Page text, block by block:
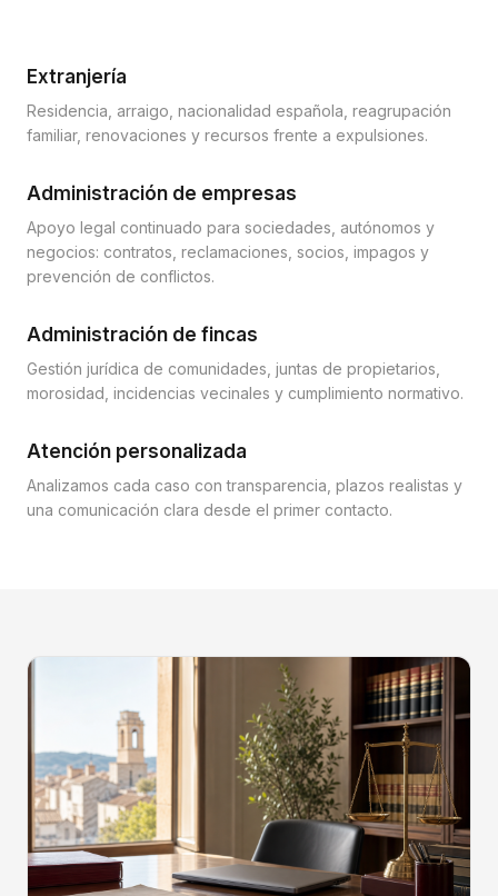
Extranjería
Residencia, arraigo, nacionalidad española, reagrupación
familiar, renovaciones y recursos frente a expulsiones.
Administración de empresas
Apoyo legal continuado para sociedades, autónomos y
negocios: contratos, reclamaciones, socios, impagos y
prevención de conflictos.
Administración de fincas
Gestión jurídica de comunidades, juntas de propietarios,
morosidad, incidencias vecinales y cumplimiento normativo.
Atención personalizada
Analizamos cada caso con transparencia, plazos realistas y
una comunicación clara desde el primer contacto.